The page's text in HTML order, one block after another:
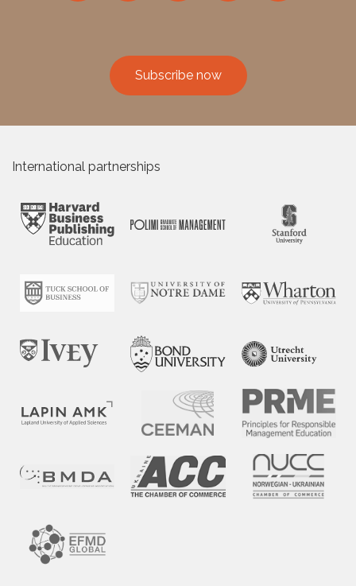
Subscribe now
International partnerships